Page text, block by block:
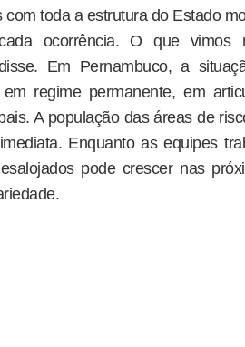
toda a estrutura do Estado
ocorrência. O que vimos
Em Pernambuco, a
regime permanente, em
A população das áreas de
Enquanto as equipes
pode crescer nas